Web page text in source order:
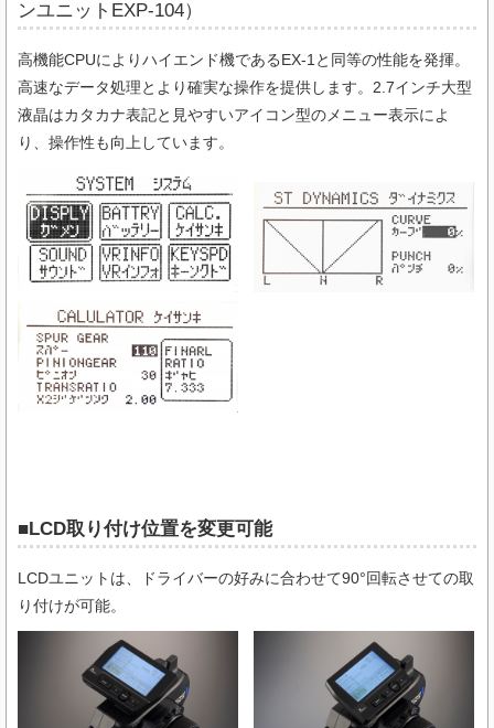
ンユニットEXP-104）
高機能CPUによりハイエンド機であるEX-1と同等の性能を発揮。
高速なデータ処理とより確実な操作を提供します。2.7インチ大型
液晶はカタカナ表記と見やすいアイコン型のメニュー表示によ
り、操作性も向上しています。
■LCD取り付け位置を変更可能
LCDユニットは、ドライバーの好みに合わせて90°回転させての取
り付けが可能。